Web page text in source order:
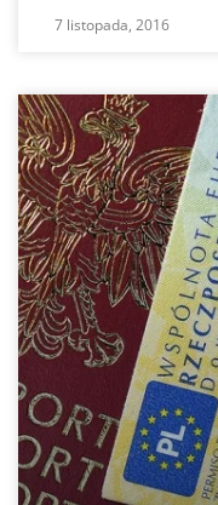
7 listopada, 2016